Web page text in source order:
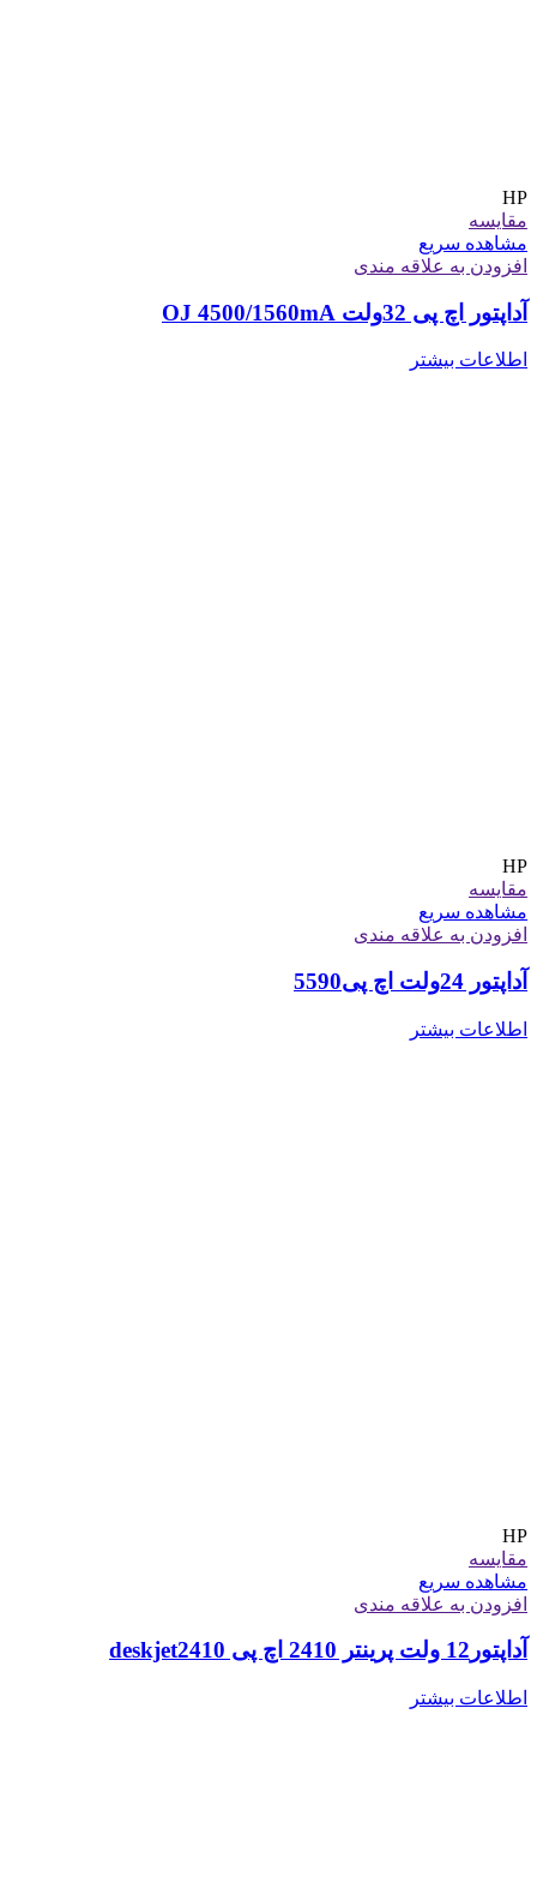
HP
مقایسه
مشاهده سریع
افزودن به علاقه مندی
آداپتور اچ پی 32ولت OJ 4500/1560mA
اطلاعات بیشتر
HP
مقایسه
مشاهده سریع
افزودن به علاقه مندی
آداپتور 24ولت اچ پی5590
اطلاعات بیشتر
HP
مقایسه
مشاهده سریع
افزودن به علاقه مندی
آداپتور12 ولت پرینتر 2410 اچ پی deskjet2410
اطلاعات بیشتر